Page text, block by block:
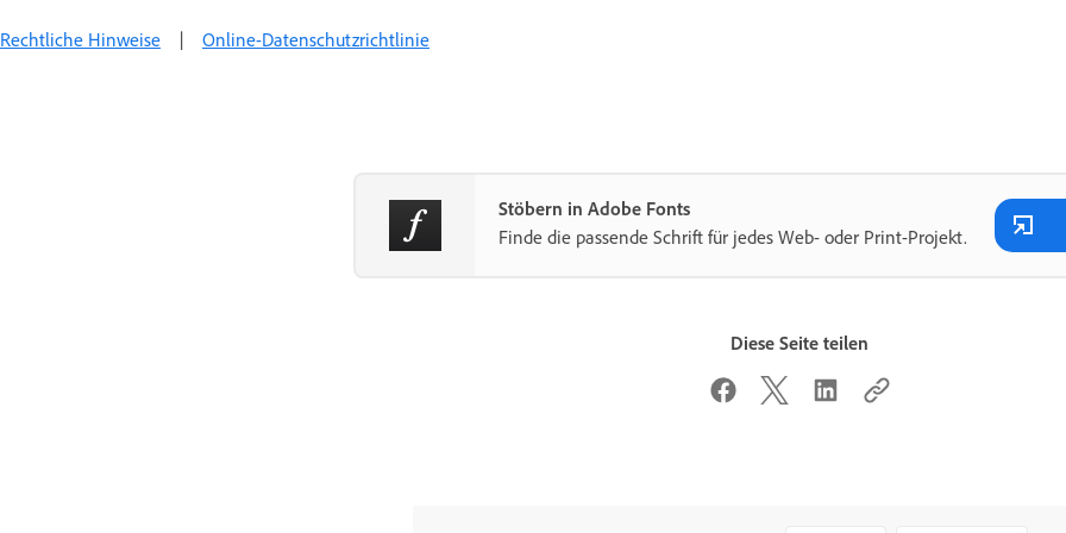
Rechtliche Hinweise | Online-Datenschutzrichtlinie
Stöbern in Adobe Fonts
Finde die passende Schrift für jedes Web- oder Print-Projekt.
Diese Seite teilen